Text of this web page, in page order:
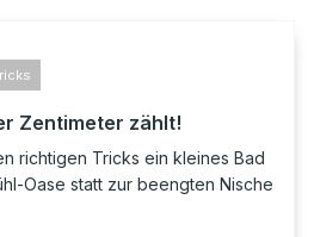
Zentimeter zählt!
richtigen Tricks ein kleines Bad
Oase statt zur beengten Nische